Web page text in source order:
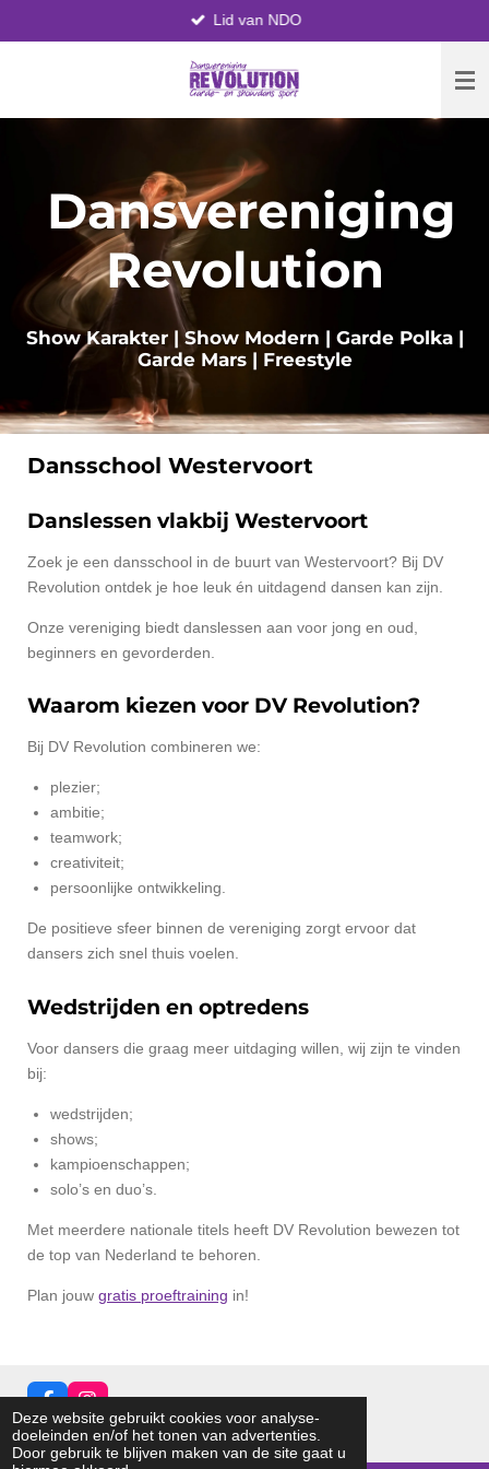
Deze website gebruikt cookies voor analyse-
doeleinden en/of het tonen van advertenties.
Door gebruik te blijven maken van de site gaat u
direct
hoofdinhoud
Lid van NDO
Dansvereniging
Revolution
Show Karakter | Show Modern | Garde Polka |
Garde Mars | Freestyle
Dansschool Westervoort
Danslessen vlakbij Westervoort
Zoek je een dansschool in de buurt van Westervoort? Bij DV
Revolution ontdek je hoe leuk én uitdagend dansen kan zijn.
Onze vereniging biedt danslessen aan voor jong en oud,
beginners en gevorderden.
Waarom kiezen voor DV Revolution?
Bij DV Revolution combineren we:
plezier;
ambitie;
teamwork;
creativiteit;
persoonlijke ontwikkeling.
De positieve sfeer binnen de vereniging zorgt ervoor dat
dansers zich snel thuis voelen.
Wedstrijden en optredens
Voor dansers die graag meer uitdaging willen, wij zijn te vinden
bij:
wedstrijden;
shows;
kampioenschappen;
solo’s en duo’s.
Met meerdere nationale titels heeft DV Revolution bewezen tot
de top van Nederland te behoren.
Plan jouw gratis proeftraining in!
a
c
e
I
n
s
t
© 2026 dvRevolution